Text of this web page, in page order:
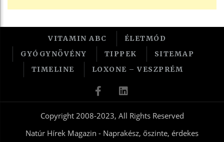
VITAMIN ABC
ÉLETMÓD
GYÓGYNÖVÉNY
TIPPEK
SITEMAP
TIMELINE
LOXONE – VESZPRÉM
Copyright 2008-2023, All Rights Reserved
Natúr Hírek Magazin - Naprakész, őszinte, érdekes